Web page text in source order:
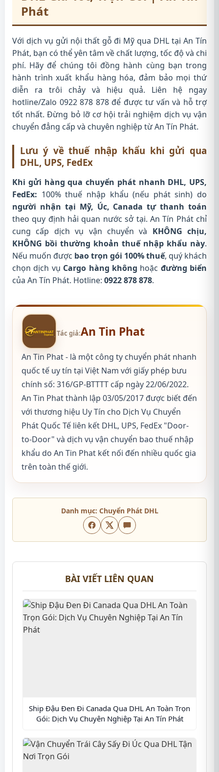
Phát
Với dịch vụ gửi nội thất gỗ đi Mỹ qua DHL tại An Tín
Phát, bạn có thể yên tâm về chất lượng, tốc độ và chi
phí. Hãy để chúng tôi đồng hành cùng bạn trong
hành trình xuất khẩu hàng hóa, đảm bảo mọi thứ
diễn ra trôi chảy và hiệu quả. Liên hệ ngay
hotline/Zalo 0922 878 878 để được tư vấn và hỗ trợ
tốt nhất. Đừng bỏ lỡ cơ hội trải nghiệm dịch vụ vận
chuyển đẳng cấp và chuyên nghiệp từ An Tín Phát.
Lưu ý về thuế nhập khẩu khi gửi qua
DHL, UPS, FedEx
Khi gửi hàng qua chuyển phát nhanh DHL, UPS,
FedEx: 100% thuế nhập khẩu (nếu phát sinh) do
người nhận tại Mỹ, Úc, Canada tự thanh toán
theo quy định hải quan nước sở tại. An Tín Phát chỉ
cung cấp dịch vụ vận chuyển và KHÔNG chịu,
KHÔNG bồi thường khoản thuế nhập khẩu này.
Nếu muốn được bao trọn gói 100% thuế, quý khách
chọn dịch vụ Cargo hàng không hoặc đường biển
của An Tín Phát. Hotline: 0922 878 878.
Tác giả:An Tin Phat
An Tin Phat - là một công ty chuyển phát nhanh
quốc tế uy tín tại Việt Nam với giấy phép bưu
chính số: 316/GP-BTTTT cấp ngày 22/06/2022.
An Tin Phat thành lập 03/05/2017 được biết đến
với thương hiệu Uy Tín cho Dịch Vụ Chuyển
Phát Quốc Tế liên kết DHL, UPS, FedEx "Door-
to-Door" và dịch vụ vận chuyển bao thuế nhập
khẩu do An Tin Phat kết nối đến nhiều quốc gia
trên toàn thế giới.
Danh mục: Chuyển Phát DHL
BÀI VIẾT LIÊN QUAN
Ship Đậu Đen Đi Canada Qua DHL An Toàn Trọn
Gói: Dịch Vụ Chuyên Nghiệp Tại An Tín Phát